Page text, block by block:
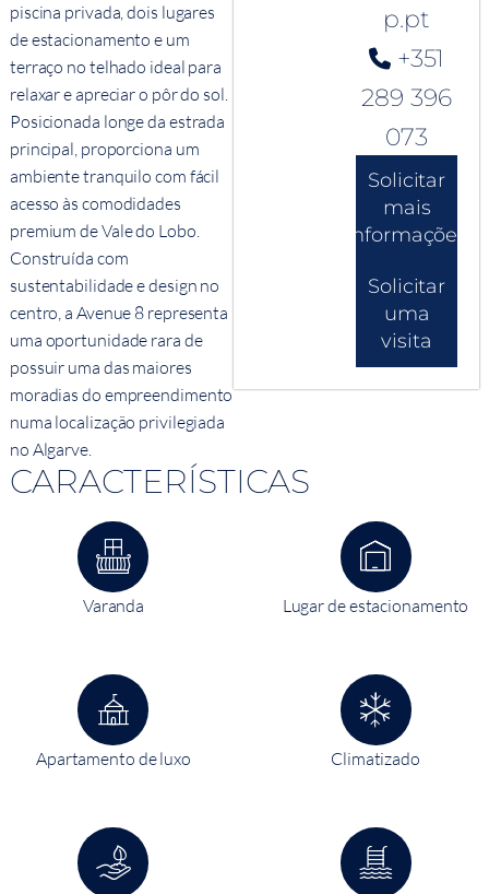
piscina privada, dois lugares
de estacionamento e um
terraço no telhado ideal para
relaxar e apreciar o pôr do sol.
Posicionada longe da estrada
principal, proporciona um
ambiente tranquilo com fácil
acesso às comodidades
premium de Vale do Lobo.
Construída com
sustentabilidade e design no
centro, a Avenue 8 representa
uma oportunidade rara de
possuir uma das maiores
moradias do empreendimento
numa localização privilegiada
no Algarve.
p.pt
+351
289 396
073
Solicitar
mais
informações
Solicitar
uma
visita
CARACTERÍSTICAS
Varanda Lugar de estacionamento
Apartamento de luxo Climatizado